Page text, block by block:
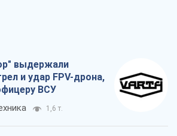
выдержали
и удар FPV-дрона,
ВСУ
1,6 т.